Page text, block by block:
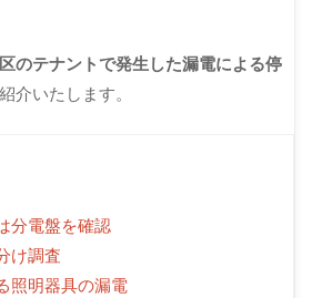
のテナントで発生した漏電による停
介いたします。
分電盤を確認
け調査
明器具の漏電